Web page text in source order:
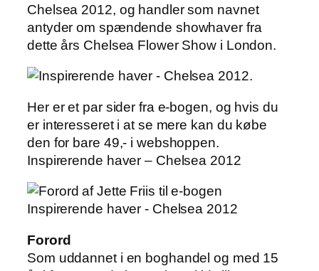
Chelsea 2012, og handler som navnet
antyder om spændende showhaver fra
dette års Chelsea Flower Show i London.
Her er et par sider fra e-bogen, og hvis du
er interesseret i at se mere kan du købe
den for bare 49,- i webshoppen.
Inspirerende haver – Chelsea 2012
Forord
Som uddannet i en boghandel og med 15